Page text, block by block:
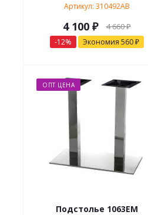
Артикул: 310492AB
4 100₽ 4 660₽
-12% Экономия 560₽
ОПТ ЦЕНА
Подстолье 1063EM